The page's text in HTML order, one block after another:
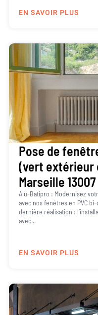
EN SAVOIR PLUS
Pose de
(vert extérieur
Marseille 13007
Alu-Batipro : Modernisez
avec nos fenêtres en PVC
dernière réalisation :
avec...
EN SAVOIR PLUS